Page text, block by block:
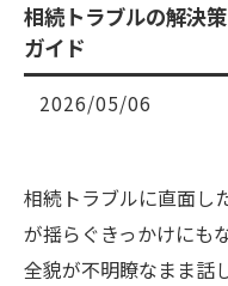
相続トラブルの解決
ガイド
2026/05/06
相続トラブルに直面し
が揺らぐきっかけにも
全貌が不明瞭なまま話